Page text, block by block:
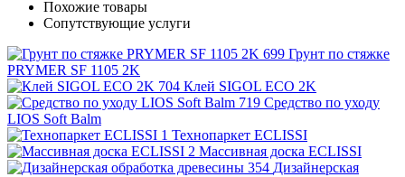
Похожие товары
Сопутствующие услуги
Грунт по стяжке
PRYMER SF 1105 2K
Клей SIGOL ECO 2K
Средство по уходу
LIOS Soft Balm
Технопаркет ECLISSI
Массивная доска ECLISSI
Дизайнерская